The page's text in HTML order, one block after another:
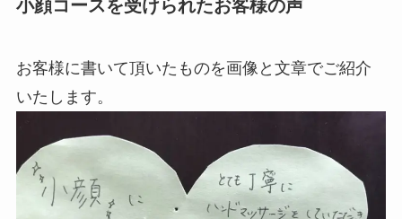
小顔コースを受けられたお客様の声
お客様に書いて頂いたものを画像と文章でご紹介
いたします。